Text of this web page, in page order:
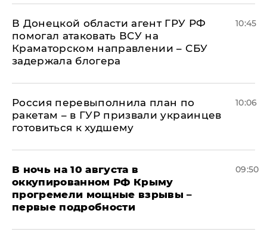
В Донецкой области агент ГРУ РФ
помогал атаковать ВСУ на
Краматорском направлении – СБУ
задержала блогера
10:45
Россия перевыполнила план по
ракетам – в ГУР призвали украинцев
готовиться к худшему
10:06
В ночь на 10 августа в
оккупированном РФ Крыму
прогремели мощные взрывы –
первые подробности
09:50